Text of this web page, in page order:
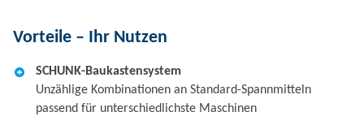
Vorteile – Ihr Nutzen
SCHUNK-Baukastensystem
Unzählige Kombinationen an Standard-Spannmitteln
passend für unterschiedlichste Maschinen